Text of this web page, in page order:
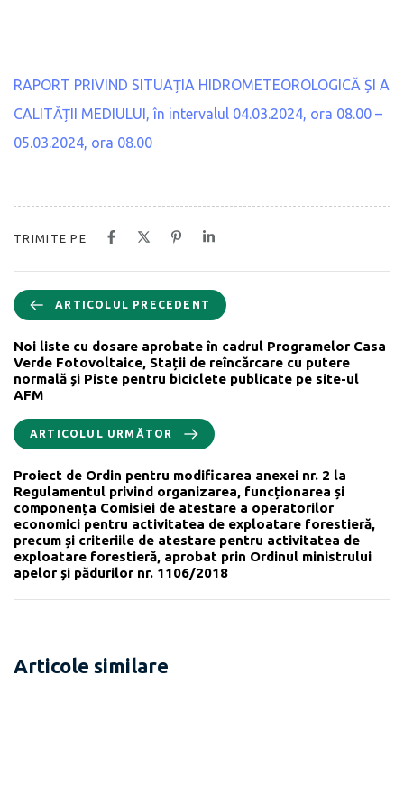
RAPORT PRIVIND SITUAȚIA HIDROMETEOROLOGICĂ ȘI A
CALITĂȚII MEDIULUI, în intervalul 04.03.2024, ora 08.00 –
05.03.2024, ora 08.00
TRIMITE PE
ARTICOLUL PRECEDENT
Noi liste cu dosare aprobate în cadrul Programelor Casa
Verde Fotovoltaice, Stații de reîncărcare cu putere
normală și Piste pentru biciclete publicate pe site-ul
AFM
ARTICOLUL URMĂTOR
Proiect de Ordin pentru modificarea anexei nr. 2 la
Regulamentul privind organizarea, funcționarea și
componența Comisiei de atestare a operatorilor
economici pentru activitatea de exploatare forestieră,
precum și criteriile de atestare pentru activitatea de
exploatare forestieră, aprobat prin Ordinul ministrului
apelor și pădurilor nr. 1106/2018
Articole similare